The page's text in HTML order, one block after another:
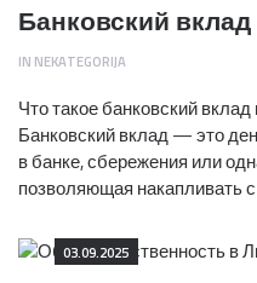
Банковский
IN NEKATEGORIJA
Что такое банковский вклад
Банковский вклад — это
в банке, сбережения или
позволяющая накапливать
03.09.2025